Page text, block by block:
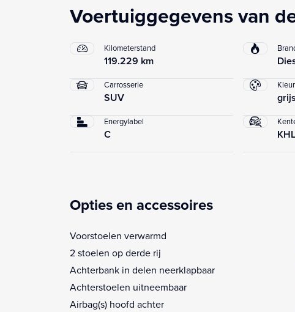
Voertuiggegevens van
Kilometerstand
119.229 km
Carrosserie
SUV
Kleur
grijs
Energylabel
C
Opties en accessoires
Voorstoelen verwarmd
2 stoelen op derde rij
Achterbank in delen neerklapbaar
Achterstoelen uitneembaar
Airbag(s) hoofd achter